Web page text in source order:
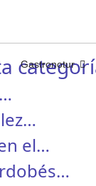
Gastronotur
el…